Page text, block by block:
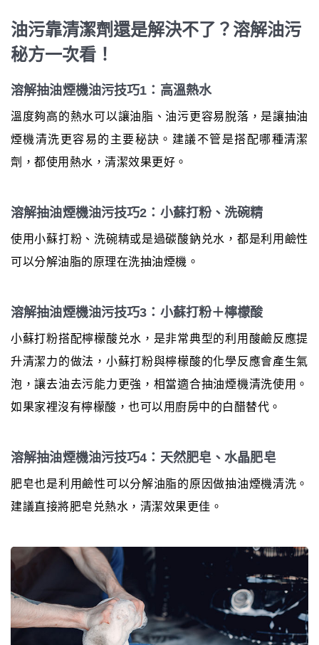
油污靠清潔劑還是解決不了？溶解油污
秘方一次看！
溶解抽油煙機油污技巧1：高溫熱水
溫度夠高的熱水可以讓油脂、油污更容易脫落，是讓抽油
煙機清洗更容易的主要秘訣。建議不管是搭配哪種清潔
劑，都使用熱水，清潔效果更好。
溶解抽油煙機油污技巧2：小蘇打粉、洗碗精
使用小蘇打粉、洗碗精或是過碳酸鈉兑水，都是利用鹼性
可以分解油脂的原理在洗抽油煙機。
溶解抽油煙機油污技巧3：小蘇打粉＋檸檬酸
小蘇打粉搭配檸檬酸兑水，是非常典型的利用酸鹼反應提
升清潔力的做法，小蘇打粉與檸檬酸的化學反應會產生氣
泡，讓去油去污能力更強，相當適合抽油煙機清洗使用。
如果家裡沒有檸檬酸，也可以用廚房中的白醋替代。
溶解抽油煙機油污技巧4：天然肥皂、水晶肥皂
肥皂也是利用鹼性可以分解油脂的原因做抽油煙機清洗。
建議直接將肥皂兑熱水，清潔效果更佳。